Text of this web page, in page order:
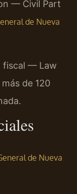
— Civil Part
de Nueva
fiscal — Law
de 120
de Nueva